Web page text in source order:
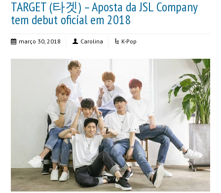
TARGET (타겟) – Aposta da JSL Company
tem debut oficial em 2018
março 30, 2018 Carolina K-Pop